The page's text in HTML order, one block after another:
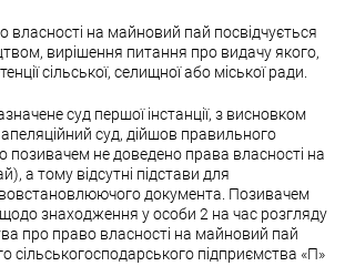
власності на майновий пай посвідчується
вирішення питання про видачу якого,
сільської, селищної або міської ради.
суд першої інстанції, з висновком
суд, дійшов правильного
позивачем не доведено права власності на
а тому відсутні підстави для
документа. Позивачем
знаходження у особи 2 на час розгляду
про право власності на майновий пай
сільськогосподарського підприємства «П»